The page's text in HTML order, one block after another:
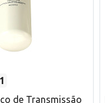
de Transmissão